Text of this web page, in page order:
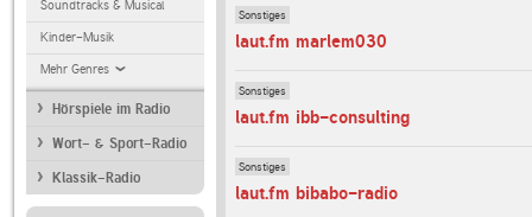
Soundtracks & Musical
Kinder-Musik
Mehr Genres
Hörspiele im Radio
Wort- & Sport-Radio
Klassik-Radio
Sonstiges
laut.fm marlem030
Sonstiges
laut.fm ibb-consulting
Sonstiges
laut.fm bibabo-radio